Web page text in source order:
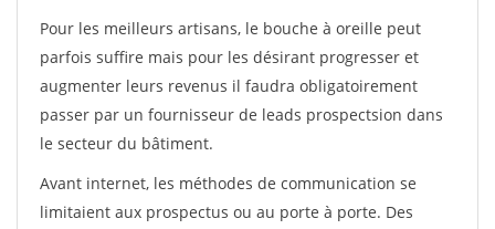
Pour les meilleurs artisans, le bouche à oreille peut
parfois suffire mais pour les désirant progresser et
augmenter leurs revenus il faudra obligatoirement
passer par un fournisseur de leads prospectsion dans
le secteur du bâtiment.
Avant internet, les méthodes de communication se
limitaient aux prospectus ou au porte à porte. Des